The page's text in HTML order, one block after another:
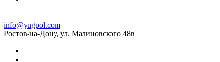
info@yugpol.com
Ростов-на-Дону, ул. Малиновского 48в